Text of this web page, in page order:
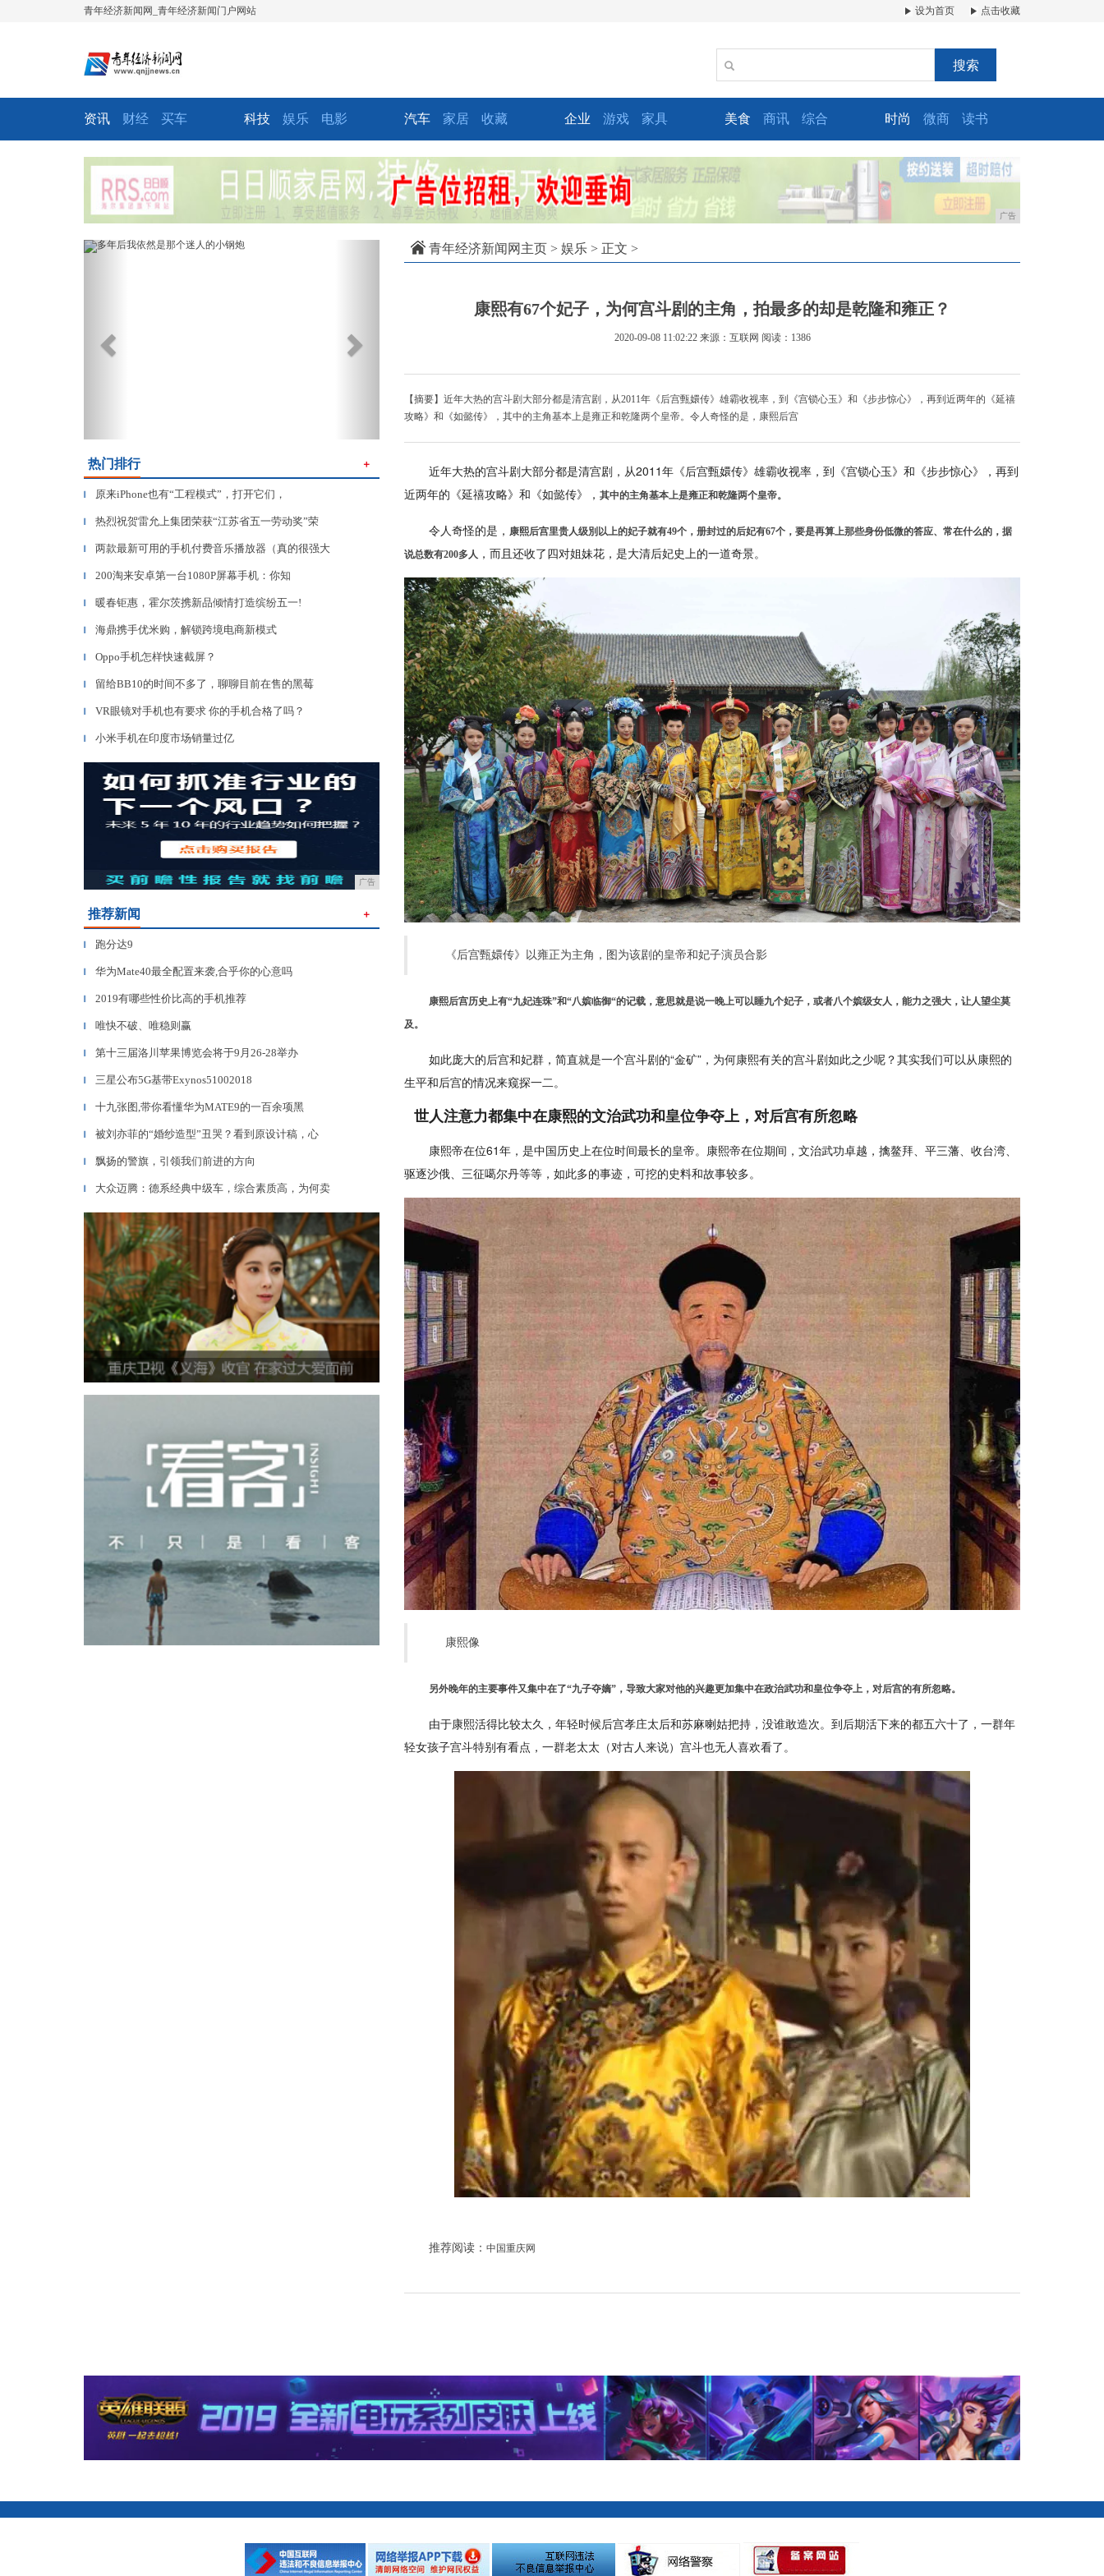
青年经济新闻网_青年经济新闻门户网站 设为首页 点击收藏
搜索
资讯 财经 买车 科技 娱乐 电影 汽车 家居 收藏 企业 游戏 家具 美食 商讯 综合 时尚 微商 读书
广告
Previous
热门排行 ＋
▎ 原来iPhone也有“工程模式”，打开它们，
▎ 热烈祝贺雷允上集团荣获“江苏省五一劳动奖”荣
▎ 两款最新可用的手机付费音乐播放器（真的很强大
▎ 200淘来安卓第一台1080P屏幕手机：你知
▎ 暖春钜惠，霍尔茨携新品倾情打造缤纷五一!
▎ 海鼎携手优米购，解锁跨境电商新模式
▎ Oppo手机怎样快速截屏？
▎ 留给BB10的时间不多了，聊聊目前在售的黑莓
▎ VR眼镜对手机也有要求 你的手机合格了吗？
▎ 小米手机在印度市场销量过亿
广告
推荐新闻 ＋
▎ 跑分达9
▎ 华为Mate40最全配置来袭,合乎你的心意吗
▎ 2019有哪些性价比高的手机推荐
▎ 唯快不破、唯稳则赢
▎ 第十三届洛川苹果博览会将于9月26-28举办
▎ 三星公布5G基带Exynos51002018
▎ 十九张图,带你看懂华为MATE9的一百余项黑
▎ 被刘亦菲的“婚纱造型”丑哭？看到原设计稿，心
▎ 飘扬的警旗，引领我们前进的方向
▎ 大众迈腾：德系经典中级车，综合素质高，为何卖
青年经济新闻网主页 > 娱乐 > 正文 >
康熙有67个妃子，为何宫斗剧的主角，拍最多的却是乾隆和雍正？
2020-09-08 11:02:22 来源：互联网 阅读：1386
【摘要】近年大热的宫斗剧大部分都是清宫剧，从2011年《后宫甄嬛传》雄霸收视率，到《宫锁心玉》和《步步惊心》，再到近两年的《延禧
攻略》和《如懿传》，其中的主角基本上是雍正和乾隆两个皇帝。令人奇怪的是，康熙后宫
近年大热的宫斗剧大部分都是清宫剧，从2011年《后宫甄嬛传》雄霸收视率，到《宫锁心玉》和《步步惊心》，再到
近两年的《延禧攻略》和《如懿传》， 其中的主角基本上是雍正和乾隆两个皇帝。
令人奇怪的是， 康熙后宫里贵人级別以上的妃子就有49个，册封过的后妃有67个，要是再算上那些身份低微的答应、常在什么的，据
说总数有200多人 ，而且还收了四对姐妹花，是大清后妃史上的一道奇景。
《后宫甄嬛传》以雍正为主角，图为该剧的皇帝和妃子演员合影
康熙后宫历史上有“九妃连珠”和“八嫔临御“的记载，意思就是说一晚上可以睡九个妃子，或者八个嫔级女人，能力之强大，让人望尘莫
及。
如此庞大的后宫和妃群，简直就是一个宫斗剧的“金矿”，为何康熙有关的宫斗剧如此之少呢？其实我们可以从康熙的
生平和后宫的情况来窥探一二。
世人注意力都集中在康熙的文治武功和皇位争夺上，对后宫有所忽略
康熙帝在位61年，是中国历史上在位时间最长的皇帝。康熙帝在位期间，文治武功卓越，擒鳌拜、平三藩、收台湾、
驱逐沙俄、三征噶尔丹等等，如此多的事迹，可挖的史料和故事较多。
康熙像
另外晚年的主要事件又集中在了“九子夺嫡”，导致大家对他的兴趣更加集中在政治武功和皇位争夺上，对后宫的有所忽略。
由于康熙活得比较太久，年轻时候后宫孝庄太后和苏麻喇姑把持，没谁敢造次。到后期活下来的都五六十了，一群年
轻女孩子宫斗特别有看点，一群老太太（对古人来说）宫斗也无人喜欢看了。
推荐阅读： 中国重庆网